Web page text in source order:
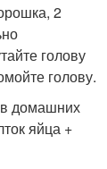
2
голову
голову.
домашних
яйца +